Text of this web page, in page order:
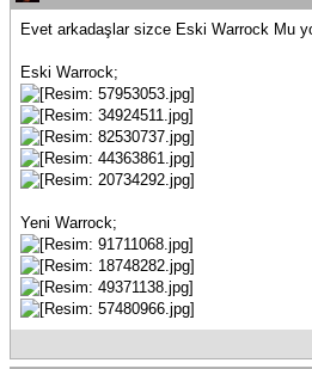
Evet arkadaşlar sizce Eski Warrock Mu
Eski Warrock;
Yeni Warrock;